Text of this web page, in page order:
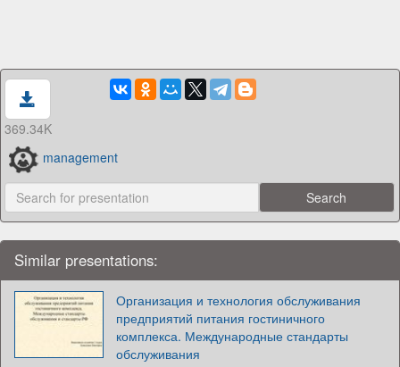
369.34K
management
Similar presentations:
Организация и технология обслуживания
предприятий питания гостиничного
комплекса. Международные стандарты
обслуживания